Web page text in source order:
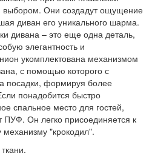
выбором. Они создадут ощущение
диван его уникального шарма.
дивана – это еще одна деталь,
элегантность и
укомплектована механизмом
с помощью которого с
посадки, формируя более
понадобится быстро
спальное место для гостей,
Он легко присоединяется к
механизму "крокодил".